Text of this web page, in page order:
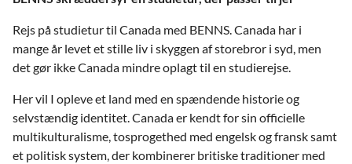
Rejs på studietur til Canada med BENNS. Canada har i
mange år levet et stille liv i skyggen af storebror i syd, men
det gør ikke Canada mindre oplagt til en studierejse.
Her vil I opleve et land med en spændende historie og
selvstændig identitet. Canada er kendt for sin officielle
multikulturalisme, tosprogethed med engelsk og fransk samt
et politisk system, der kombinerer britiske traditioner med